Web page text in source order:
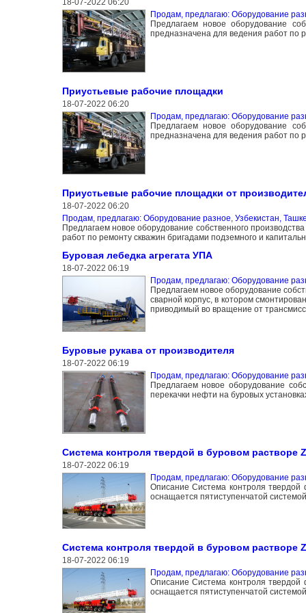
18-07-2022 06:20
Продам, предлагаю: Оборудование
Предлагаем новое оборудование
предназначена для ведения работ по
Приустьевые рабочие площадки
18-07-2022 06:20
Продам, предлагаю: Оборудование
Предлагаем новое оборудование
предназначена для ведения работ по
Приустьевые рабочие площадки от
18-07-2022 06:20
Продам, предлагаю: Оборудование разное, Узбекистан,
Предлагаем новое оборудование собственного
работ по ремонту скважин бригадами подземного и
Буровая лебедка агрегата УПА
18-07-2022 06:19
Продам, предлагаю: Оборудование
Предлагаем новое оборудование
сварной корпус, в котором
приводимый во вращение от
Буровые рукава от производителя
18-07-2022 06:19
Продам, предлагаю: Оборудование
Предлагаем новое оборудование
перекачки нефти на буровых
Система контроля твердой в буровом растворе
18-07-2022 06:19
Продам, предлагаю: Оборудование
Описание Система контроля твердой
оснащается пятиступенчатой
Система контроля твердой в буровом растворе
18-07-2022 06:19
Продам, предлагаю: Оборудование
Описание Система контроля твердой
оснащается пятиступенчатой